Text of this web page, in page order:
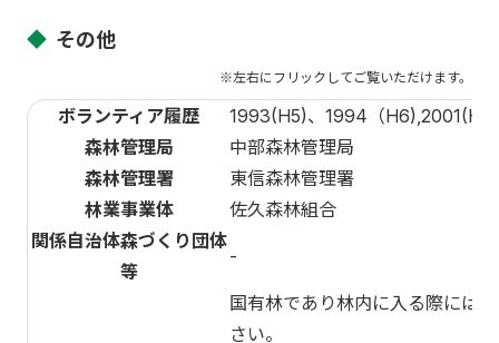
◆ その他
ボランティア履歴
1993(H5)、1994（
森林管理局
中部森林管理局
森林管理署
東信森林管理署
林業事業体
佐久森林組合
関係自治体森づくり団体
等
-
国有林であり林内に入る際には
さい。